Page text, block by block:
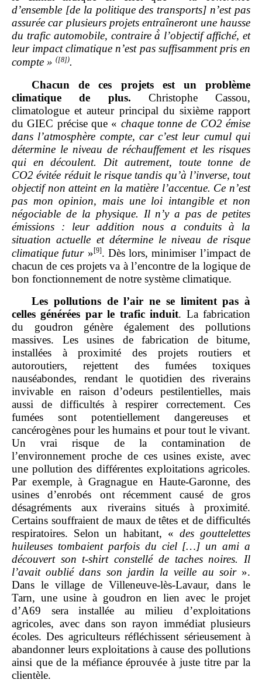
d’ensemble [de la politique des transports] n’est pas
assurée car plusieurs projets entraîneront une hausse
du trafic automobile, contraire à̀ l’objectif affiché, et
leur impact climatique n’est pas suffisamment pris en
compte » ([8]).
Chacun de ces projets est un problème
climatique de plus. Christophe Cassou,
climatologue et auteur principal du sixième rapport
du GIEC précise que « chaque tonne de CO2 émise
dans l’atmosphère compte, car c’est leur cumul qui
détermine le niveau de réchauffement et les risques
qui en découlent. Dit autrement, toute tonne de
CO2 évitée réduit le risque tandis qu’à l’inverse, tout
objectif non atteint en la matière l’accentue. Ce n’est
pas mon opinion, mais une loi intangible et non
négociable de la physique. Il n’y a pas de petites
émissions
: leur addition nous a conduits à la
situation actuelle et détermine le niveau de risque
climatique futur»[9]. Dès lors, minimiser l’impact de
chacun de ces projets va à l’encontre de la logique de
bon fonctionnement de notre système climatique.
Les pollutions de l’air ne se limitent pas à
celles générées par le trafic induit. La fabrication
du goudron génère également des pollutions
massives. Les usines de fabrication de bitume,
installées à proximité des projets routiers et
autoroutiers, rejettent des fumées toxiques
nauséabondes, rendant le quotidien des riverains
invivable en raison d’odeurs pestilentielles, mais
aussi de difficultés à respirer correctement. Ces
fumées sont potentiellement dangereuses et
cancérogènes pour les humains et pour tout le vivant.
Un vrai risque de la contamination de
l’environnement proche de ces usines existe, avec
une pollution des différentes exploitations agricoles.
Par exemple, à Gragnague en Haute‑Garonne, des
usines d’enrobés ont récemment causé de gros
désagréments aux riverains situés à proximité.
Certains souffraient de maux de têtes et de difficultés
respiratoires. Selon un habitant, « des gouttelettes
huileuses tombaient parfois du ciel […] un ami a
découvert son t‑shirt constellé de taches noires. Il
l’avait oublié dans son jardin la veille au soir».
Dans le village de Villeneuve‑lès‑Lavaur, dans le
Tarn, une usine à goudron en lien avec le projet
d’A69 sera installée au milieu d’exploitations
agricoles, avec dans son rayon immédiat plusieurs
écoles. Des agriculteurs réfléchissent sérieusement à
abandonner leurs exploitations à cause des pollutions
ainsi que de la méfiance éprouvée à juste titre par la
clientèle.